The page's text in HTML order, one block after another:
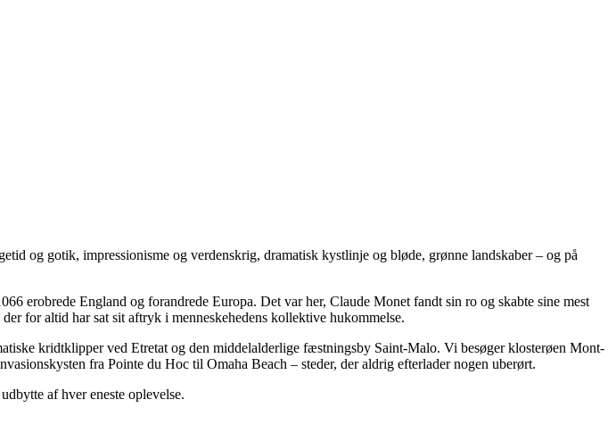
og gotik, impressionisme og verdenskrig, dramatisk kystlinje og bløde, grønne landskaber – og på
erobrede England og forandrede Europa. Det var her, Claude Monet fandt sin ro og skabte sine mest
for altid har sat sit aftryk i menneskehedens kollektive hukommelse.
kridtklipper ved Etretat og den middelalderlige fæstningsby Saint-Malo. Vi besøger klosterøen Mont-
fra Pointe du Hoc til Omaha Beach – steder, der aldrig efterlader nogen uberørt.
af hver eneste oplevelse.